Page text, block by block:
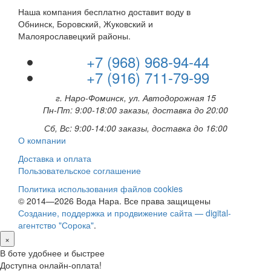
Наша компания бесплатно доставит воду в
Обнинск, Боровский, Жуковский и
Малоярославецкий районы.
+7 (968) 968-94-44
+7 (916) 711-79-99
г. Наро-Фоминск, ул. Автодорожная 15
Пн-Пт: 9:00-18:00 заказы, доставка до 20:00
Сб, Вс: 9:00-14:00 заказы, доставка до 16:00
О компании
Доставка и оплата
Пользовательское соглашение
Политика использования файлов cookies
© 2014—2026 Вода Нара. Все права защищены
Создание, поддержка и продвижение сайта — digital-
агентство "Сорока".
×
В боте удобнее и быстрее
Доступна онлайн-оплата!